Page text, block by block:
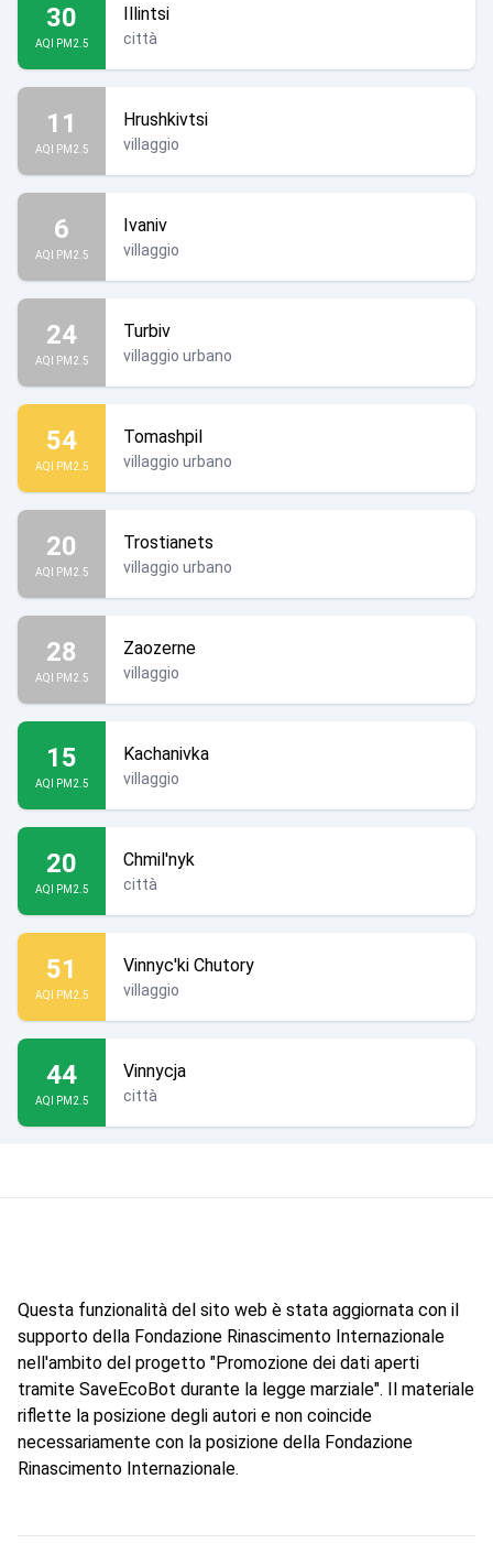
30
AQI PM2.5
Illintsi
città
11
AQI PM2.5
Hrushkivtsi
villaggio
6
AQI PM2.5
Ivaniv
villaggio
24
AQI PM2.5
Turbiv
villaggio urbano
54
AQI PM2.5
Tomashpil
villaggio urbano
20
AQI PM2.5
Trostianets
villaggio urbano
28
AQI PM2.5
Zaozerne
villaggio
15
AQI PM2.5
Kachanivka
villaggio
20
AQI PM2.5
Chmil'nyk
città
51
AQI PM2.5
Vinnyc'ki Chutory
villaggio
44
AQI PM2.5
Vinnycja
città
Questa funzionalità del sito web è stata aggiornata con il
supporto della Fondazione Rinascimento Internazionale
nell'ambito del progetto "Promozione dei dati aperti
tramite SaveEcoBot durante la legge marziale". Il materiale
riflette la posizione degli autori e non coincide
necessariamente con la posizione della Fondazione
Rinascimento Internazionale.